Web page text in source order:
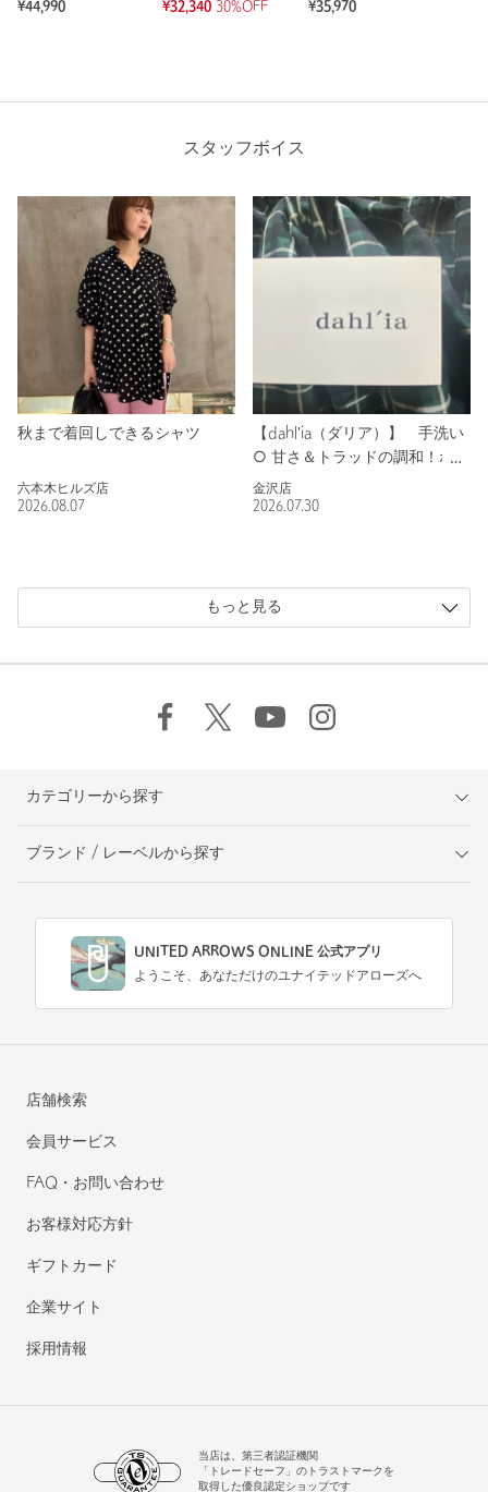
¥44,990
¥32,340 30%OFF
¥35,970
スタッフボイス
秋まで着回しできるシャツ
六本木ヒルズ店
2026.08.07
【dahl'ia（ダリア）】 手洗い
○ 甘さ＆トラッドの調和！ボウ
タイチェックブラウス！
金沢店
2026.07.30
もっと見る
カテゴリーから探す
ブランド / レーベルから探す
UNITED ARROWS ONLINE 公式アプリ
ようこそ、あなただけのユナイテッドアローズへ
店舗検索
会員サービス
FAQ・お問い合わせ
お客様対応方針
ギフトカード
企業サイト
採用情報
当店は、第三者認証機関
「トレードセーフ」のトラストマークを
取得した優良認定ショップです